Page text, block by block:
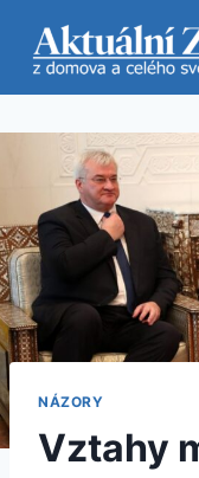
obsah
NÁZORY
Vztahy